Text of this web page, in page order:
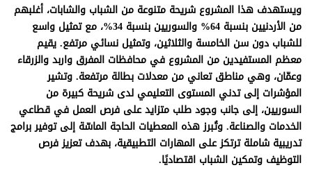
ويستهدف هذا المشروع شريحة متنوعة من الشباب والشابات، أغلبهم
من الأردنيين بنسبة 64% والسوريين بنسبة 34%، مع تمثيل واسع
للشباب دون سن الخامسة والثلاثين، وتمثيل نسائي مرتفع. يقيم
معظم المستفيدين من المشروع في محافظات المفرق واربد والزرقاء
وعمّان، وهي مناطق تعاني من معدلات بطالة مرتفعة. وتشير
المؤشرات إلى تدني المستوى التعليمي لدى شريحة كبيرة من
السوريين، إلى جانب وجود طلب متزايد على فرص العمل في قطاعي
الخدمات والصناعة. وتُبرز هذه المعطيات الحاجة الماسّة إلى توفير برامج
تدريبية شاملة ترتكز على المهارات التطبيقية، بهدف تعزيز فرص
التوظيف وتمكين الشباب اقتصاديًا.